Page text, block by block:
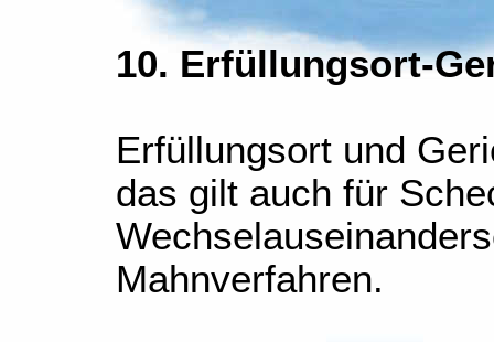
10. Erfüllungsort-
Erfüllungsort und
das gilt auch für
Mahnverfahren.